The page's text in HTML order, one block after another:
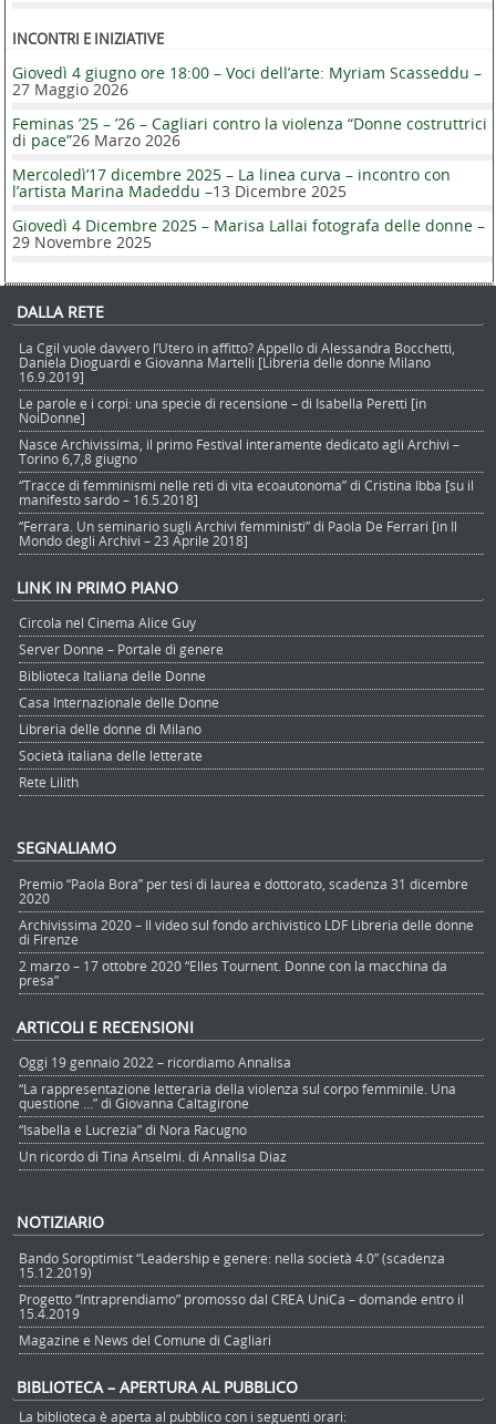
INCONTRI E INIZIATIVE
Giovedì 4 giugno ore 18:00 – Voci dell’arte: Myriam Scasseddu –
27 Maggio 2026
Feminas ’25 – ’26 – Cagliari contro la violenza “Donne costruttrici
di pace”26 Marzo 2026
Mercoledì’17 dicembre 2025 – La linea curva – incontro con
l’artista Marina Madeddu –13 Dicembre 2025
Giovedì 4 Dicembre 2025 – Marisa Lallai fotografa delle donne –
29 Novembre 2025
DALLA RETE
La Cgil vuole davvero l’Utero in affitto? Appello di Alessandra Bocchetti,
Daniela Dioguardi e Giovanna Martelli [Libreria delle donne Milano
16.9.2019]
Le parole e i corpi: una specie di recensione – di Isabella Peretti [in
NoiDonne]
Nasce Archivissima, il primo Festival interamente dedicato agli Archivi –
Torino 6,7,8 giugno
“Tracce di femminismi nelle reti di vita ecoautonoma” di Cristina Ibba [su il
manifesto sardo – 16.5.2018]
“Ferrara. Un seminario sugli Archivi femministi” di Paola De Ferrari [in Il
Mondo degli Archivi – 23 Aprile 2018]
LINK IN PRIMO PIANO
Circola nel Cinema Alice Guy
Server Donne – Portale di genere
Biblioteca Italiana delle Donne
Casa Internazionale delle Donne
Libreria delle donne di Milano
Società italiana delle letterate
Rete Lilith
SEGNALIAMO
Premio “Paola Bora” per tesi di laurea e dottorato, scadenza 31 dicembre
2020
Archivissima 2020 – Il video sul fondo archivistico LDF Libreria delle donne
di Firenze
2 marzo – 17 ottobre 2020 “Elles Tournent. Donne con la macchina da
presa”
ARTICOLI E RECENSIONI
Oggi 19 gennaio 2022 – ricordiamo Annalisa
“La rappresentazione letteraria della violenza sul corpo femminile. Una
questione …” di Giovanna Caltagirone
“Isabella e Lucrezia” di Nora Racugno
Un ricordo di Tina Anselmi. di Annalisa Diaz
NOTIZIARIO
Bando Soroptimist “Leadership e genere: nella società 4.0” (scadenza
15.12.2019)
Progetto “Intraprendiamo” promosso dal CREA UniCa – domande entro il
15.4.2019
Magazine e News del Comune di Cagliari
BIBLIOTECA – APERTURA AL PUBBLICO
La biblioteca è aperta al pubblico con i seguenti orari: